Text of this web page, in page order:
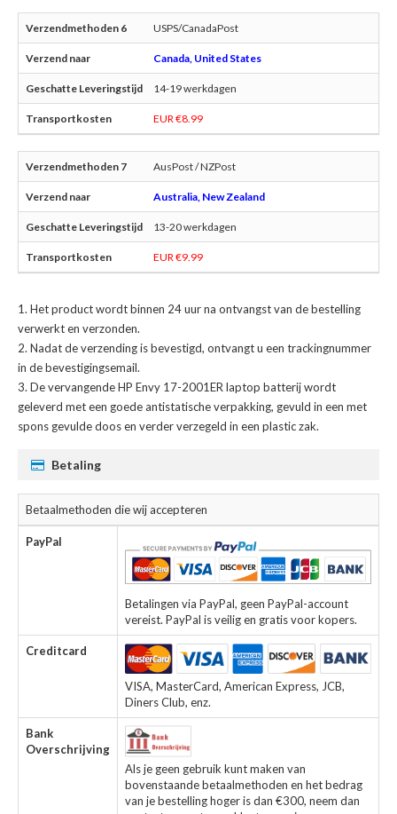
USPS/CanadaPost
Canada, United States
14-19 werkdagen
EUR €8.99
AusPost / NZPost
Australia, New Zealand
13-20 werkdagen
EUR €9.99
Het product wordt binnen 24 uur na ontvangst van de bestelling
verwerkt en verzonden.
Nadat de verzending is bevestigd, ontvangt u een trackingnummer
in de bevestigingsemail.
Devervangende HP Envy 17-2001ER laptop batterijwordt
geleverd met een goede antistatische verpakking, gevuld in een met
spons gevulde doos en verder verzegeld in een plastic zak.
Betaling
Betaalmethoden die wij accepteren
PayPal
Betalingen via PayPal, geen PayPal-account
vereist. PayPal is veilig en gratis voor kopers.
Creditcard
VISA, MasterCard, American Express, JCB,
Diners Club, enz.
Bank
Overschrijving
Als je geen gebruik kunt maken van
bovenstaande betaalmethoden en het bedrag
van je bestelling hoger is dan €300, neem dan